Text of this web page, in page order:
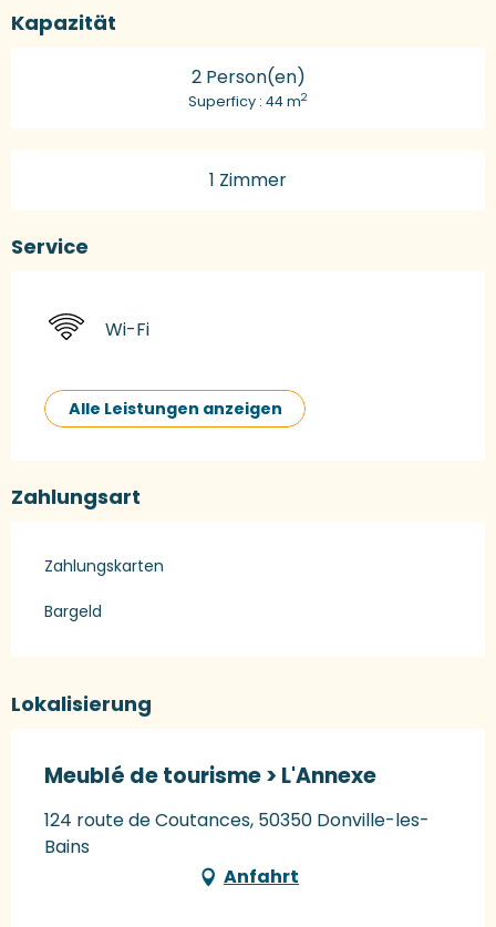
Kapazität
2 Person(en)
Superficy : 44 m2
1 Zimmer
Service
Wi-Fi
Alle Leistungen anzeigen
Zahlungsart
Zahlungskarten
Bargeld
Lokalisierung
Meublé de tourisme > L'Annexe
124 route de Coutances, 50350 Donville-les-
Bains
Anfahrt